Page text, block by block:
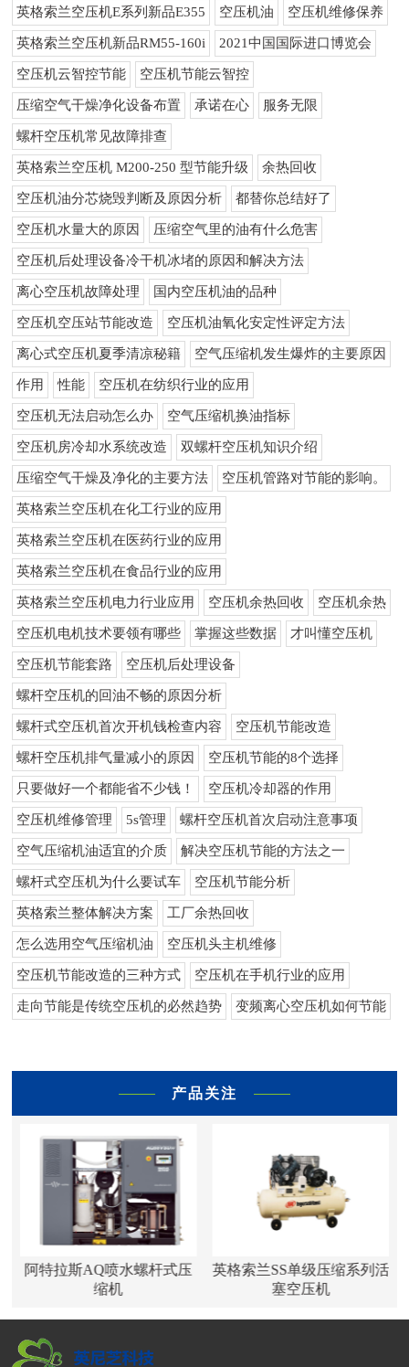
英格索兰空压机E系列新品E355 空压机油 空压机维修保养
英格索兰空压机新品RM55-160i 2021中国国际进口博览会
空压机云智控节能 空压机节能云智控
压缩空气干燥净化设备布置 承诺在心 服务无限
螺杆空压机常见故障排查
英格索兰空压机 M200-250 型节能升级 余热回收
空压机油分芯烧毁判断及原因分析 都替你总结好了
空压机水量大的原因 压缩空气里的油有什么危害
空压机后处理设备冷干机冰堵的原因和解决方法
离心空压机故障处理 国内空压机油的品种
空压机空压站节能改造 空压机油氧化安定性评定方法
离心式空压机夏季清凉秘籍 空气压缩机发生爆炸的主要原因
作用 性能 空压机在纺织行业的应用
空压机无法启动怎么办 空气压缩机换油指标
空压机房冷却水系统改造 双螺杆空压机知识介绍
压缩空气干燥及净化的主要方法 空压机管路对节能的影响。
英格索兰空压机在化工行业的应用
英格索兰空压机在医药行业的应用
英格索兰空压机在食品行业的应用
英格索兰空压机电力行业应用 空压机余热回收 空压机余热
空压机电机技术要领有哪些 掌握这些数据 才叫懂空压机
空压机节能套路 空压机后处理设备
螺杆空压机的回油不畅的原因分析
螺杆式空压机首次开机钱检查内容 空压机节能改造
螺杆空压机排气量减小的原因 空压机节能的8个选择
只要做好一个都能省不少钱！ 空压机冷却器的作用
空压机维修管理 5s管理 螺杆空压机首次启动注意事项
空气压缩机油适宜的介质 解决空压机节能的方法之一
螺杆式空压机为什么要试车 空压机节能分析
英格索兰整体解决方案 工厂余热回收
怎么选用空气压缩机油 空压机头主机维修
空压机节能改造的三种方式 空压机在手机行业的应用
走向节能是传统空压机的必然趋势 变频离心空压机如何节能
产品关注
阿特拉斯AQ喷水螺杆式压
缩机
英格索兰SS单级压缩系列活
塞空压机